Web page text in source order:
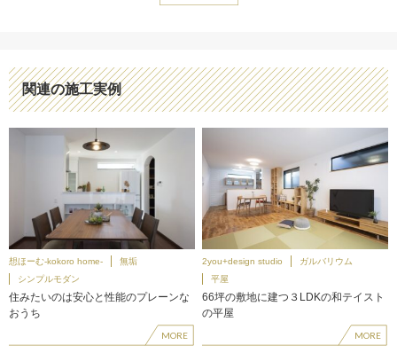
関連の施工実例
想ほーむ-kokoro home-
無垢
シンプルモダン
住みたいのは安心と性能のプレーンな
おうち
MORE
2you+design studio
ガルバリウム
平屋
66坪の敷地に建つ３LDKの和テイスト
の平屋
MORE